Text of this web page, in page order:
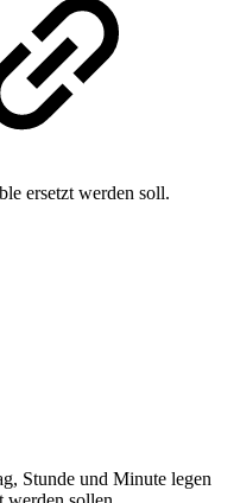
ersetzt werden soll.
Stunde und Minute legen